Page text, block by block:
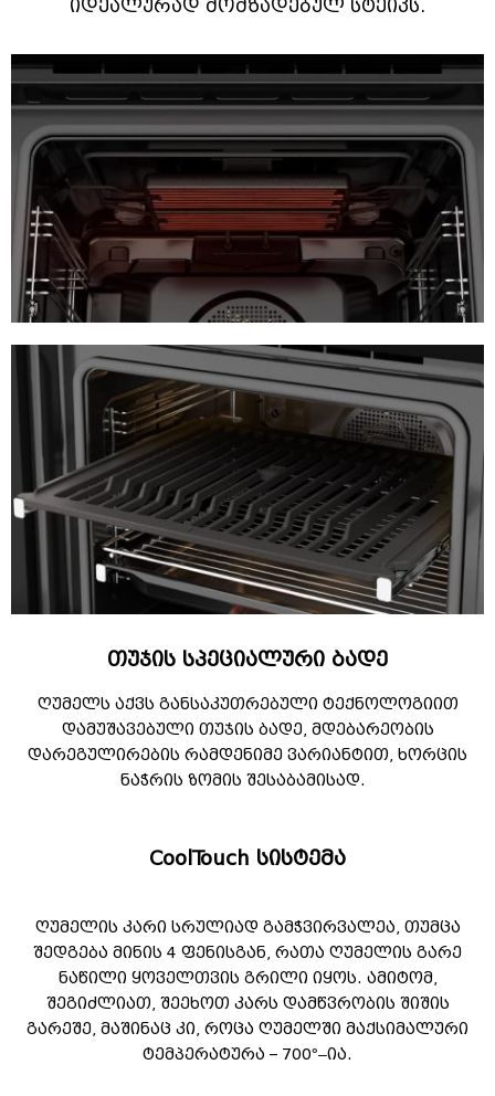
იდეალურად მომზადებულ სტეიკს.
თუჯის სპეციალური ბადე
ღუმელს აქვს განსაკუთრებული ტექნოლოგიით
დამუშავებული თუჯის ბადე, მდებარეობის
დარეგულირების რამდენიმე ვარიანტით, ხორცის
ნაჭრის ზომის შესაბამისად.
CoolTouch სისტემა
ღუმელის კარი სრულიად გამჭვირვალეა, თუმცა
შედგება მინის 4 ფენისგან, რათა ღუმელის გარე
ნაწილი ყოველთვის გრილი იყოს. ამიტომ,
შეგიძლიათ, შეეხოთ კარს დამწვრობის შიშის
გარეშე, მაშინაც კი, როცა ღუმელში მაქსიმალური
ტემპერატურა – 700°–ია.